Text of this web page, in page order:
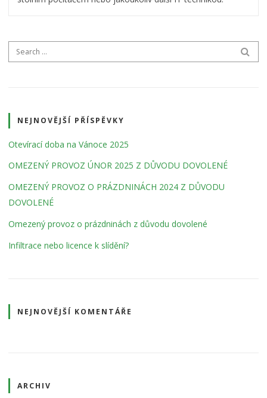
Search for:
NEJNOVĚJŠÍ PŘÍSPĚVKY
Otevírací doba na Vánoce 2025
OMEZENÝ PROVOZ ÚNOR 2025 Z DŮVODU DOVOLENÉ
OMEZENÝ PROVOZ O PRÁZDNINÁCH 2024 Z DŮVODU
DOVOLENÉ
Omezený provoz o prázdninách z důvodu dovolené
Infiltrace nebo licence k slídění?
NEJNOVĚJŠÍ KOMENTÁŘE
ARCHIV